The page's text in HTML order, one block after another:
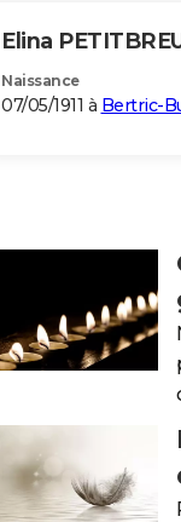
Elina
Naissance
07/05/1911 à Bertric-